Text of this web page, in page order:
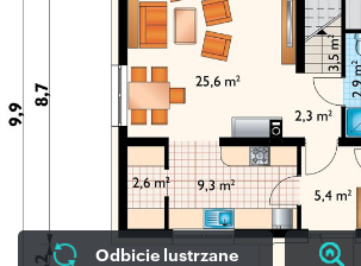
Odbicie lustrzane